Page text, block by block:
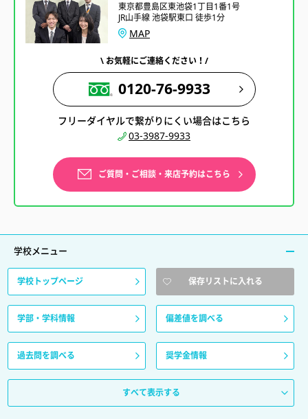
東京都豊島区東池袋1丁目1番1号
JR山手線 池袋駅東口 徒歩1分
MAP
\ お気軽にご連絡ください！/
0120-76-9933
フリーダイヤルで繋がりにくい場合はこちら
03-3987-9933
ご質問・ご相談・来店予約はこちら
学校メニュー
学校トップページ 保存リストに入れる
学部・学科情報 偏差値を調べる
過去問を調べる 奨学金情報
すべて表示する